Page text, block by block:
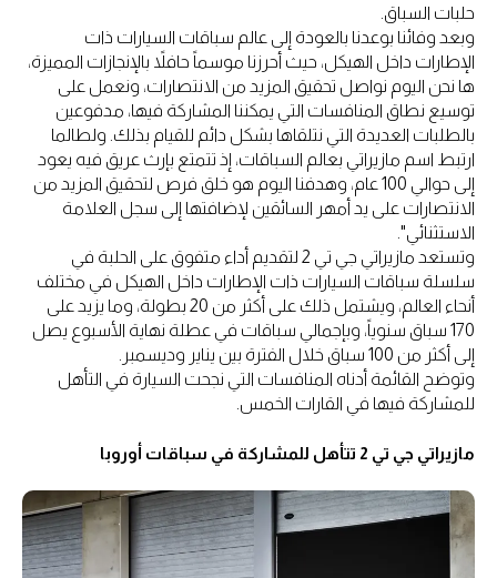
حلبات السباق.
وبعد وفائنا بوعدنا بالعودة إلى عالم سباقات السيارات ذات
الإطارات داخل الهيكل، حيث أحرزنا موسماً حافلاً بالإنجازات المميزة،
ها نحن اليوم نواصل تحقيق المزيد من الانتصارات، ونعمل على
توسيع نطاق المنافسات التي يمكننا المشاركة فيها، مدفوعين
بالطلبات العديدة التي نتلقاها بشكل دائم للقيام بذلك. ولطالما
ارتبط اسم مازيراتي بعالم السباقات، إذ تتمتع بإرث عريق فيه يعود
إلى حوالي 100 عام، وهدفنا اليوم هو خلق فرص لتحقيق المزيد من
الانتصارات على يد أمهر السائقين لإضافتها إلى سجل العلامة
الاستثنائي".
وتستعد مازيراتي جي تي 2 لتقديم أداء متفوق على الحلبة في
سلسلة سباقات السيارات ذات الإطارات داخل الهيكل في مختلف
أنحاء العالم، ويشتمل ذلك على أكثر من 20 بطولة، وما يزيد على
170 سباق سنوياً، وبإجمالي سباقات في عطلة نهاية الأسبوع يصل
إلى أكثر من 100 سباق خلال الفترة بين يناير وديسمبر.
وتوضح القائمة أدناه المنافسات التي نجحت السيارة في التأهل
للمشاركة فيها في القارات الخمس.
مازيراتي جي تي 2 تتأهل للمشاركة في سباقات أوروبا